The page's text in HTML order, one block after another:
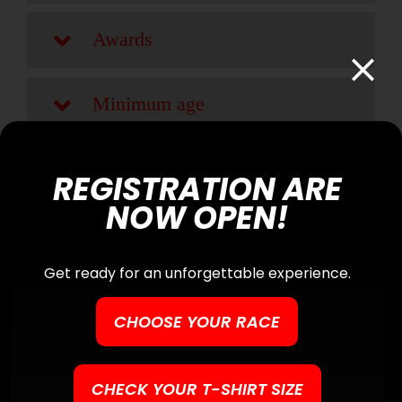
Awards
Minimum age
Social
FacebookWhatsApp
Email
REGISTRATION ARE
NOW OPEN!
Get ready for an unforgettable experience.
CHOOSE YOUR RACE
CHECK YOUR T-SHIRT SIZE